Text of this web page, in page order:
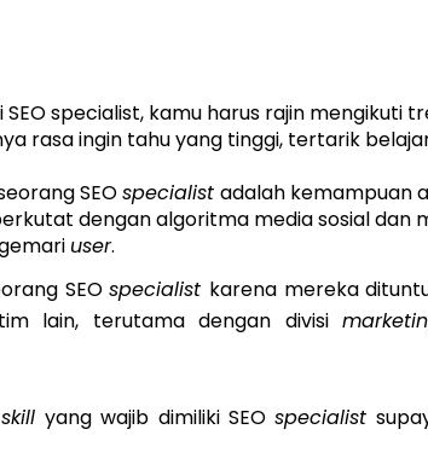
specialist, kamu harus rajin mengikuti
rasa ingin tahu yang tinggi, tertarik
SEOspecialist adalah kemampuan
dengan algoritma media sosial dan
user.
SEOspecialist karena mereka
lain, terutama dengan divisi
yang wajib dimiliki SEO specialist